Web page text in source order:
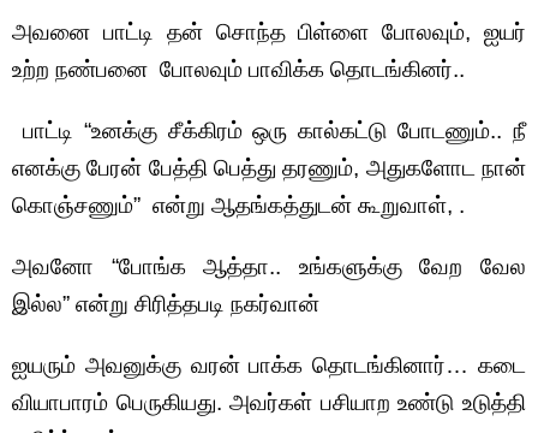
அவனை பாட்டி தன் சொந்த பிள்ளை போலவும், ஐயர்
உற்ற நண்பனை போலவும் பாவிக்க தொடங்கினர்..
பாட்டி “உனக்கு சீக்கிரம் ஒரு கால்கட்டு போடணும்.. நீ
எனக்கு பேரன் பேத்தி பெத்து தரணும், அதுகளோட நான்
கொஞ்சணும்” என்று ஆதங்கத்துடன் கூறுவாள், .
அவனோ “போங்க ஆத்தா.. உங்களுக்கு வேற வேல
இல்ல” என்று சிரித்தபடி நகர்வான்
ஐயரும் அவனுக்கு வரன் பாக்க தொடங்கினார்… கடை
வியாபாரம் பெருகியது. அவர்கள் பசியாற உண்டு உடுத்தி